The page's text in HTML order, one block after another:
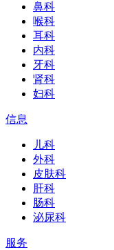
鼻科
喉科
耳科
内科
牙科
肾科
妇科
信息
儿科
外科
皮肤科
肝科
肠科
泌尿科
服务